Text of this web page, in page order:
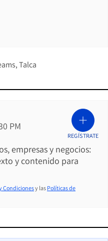
Talca
PM
empresas y negocios:
y contenido para
REGÍSTRATE
Condicionesy las Políticas de